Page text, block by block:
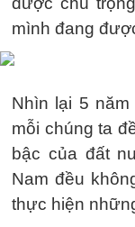
mình đang
Nhìn lại 5
mỗi chúng ta
bậc của đất
Nam đều
thực hiện